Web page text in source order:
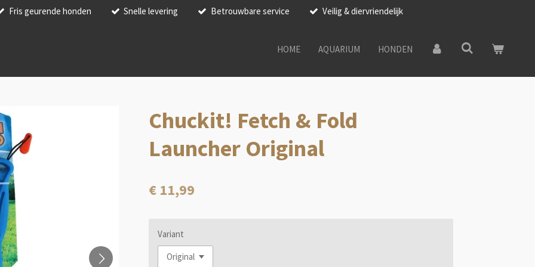
Fris geurende honden Snelle levering Betrouwbare service Veilig & diervriendelijk
HOME AQUARIUM HONDEN
Chuckit! Fetch & Fold
Launcher Original
€ 11,99
Variant